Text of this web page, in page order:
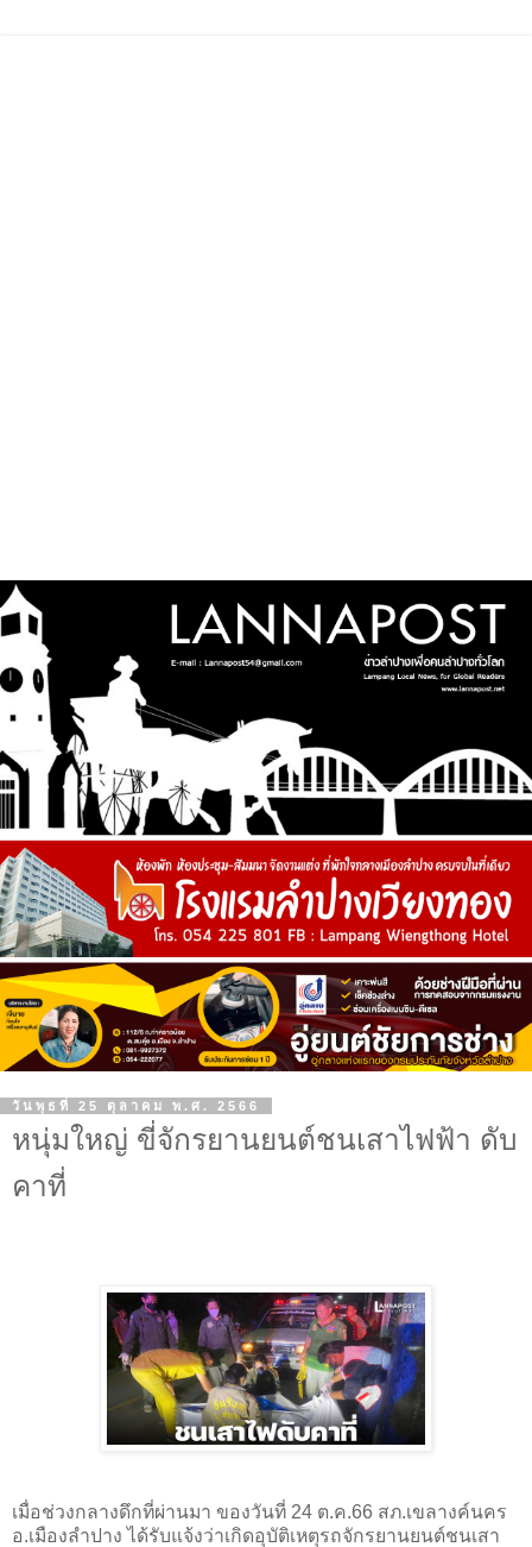
วันพุธที่ 25 ตุลาคม พ.ศ. 2566
หนุ่มใหญ่ ขี่จักรยานยนต์ชนเสาไฟฟ้า ดับ
คาที่
เมื่อช่วงกลางดึกที่ผ่านมา ของวันที่ 24 ต.ค.66 สภ.เขลางค์นคร
อ.เมืองลำปาง ได้รับแจ้งว่าเกิดอุบัติเหตุรถจักรยานยนต์ชนเสา